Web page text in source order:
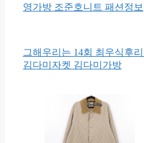
영가방 조준호니트 패션정보
그해우리는 14회 최우식후
김다미자켓 김다미가방